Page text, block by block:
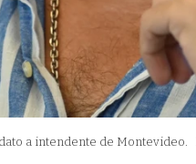
a intendente de Montevideo.